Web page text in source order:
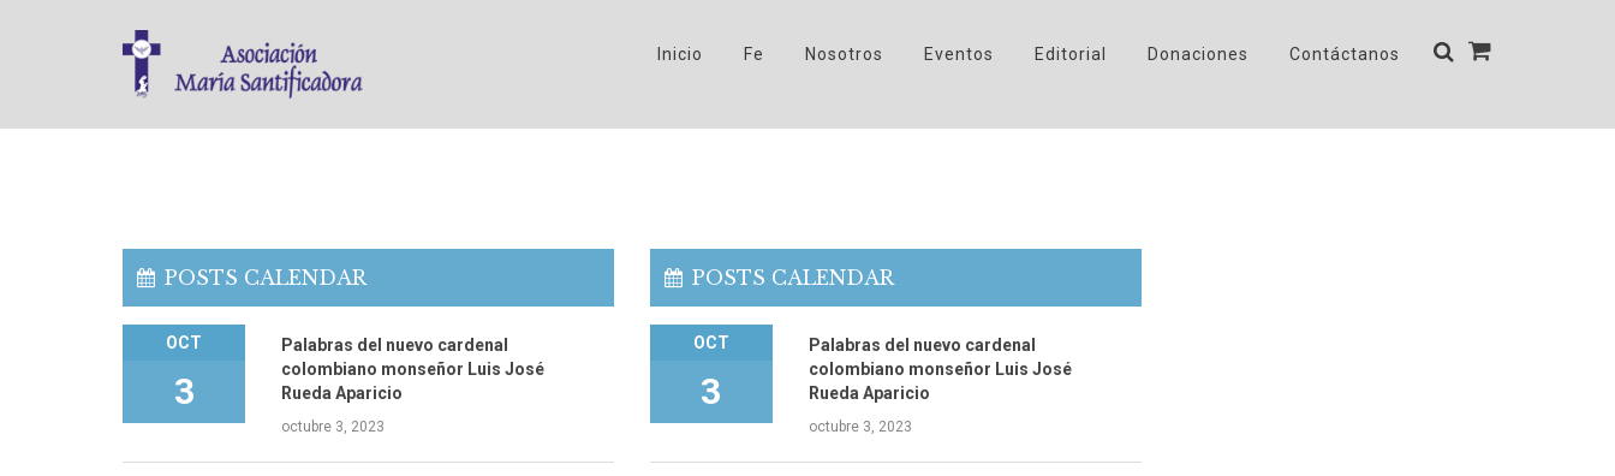
Inicio Fe Nosotros Eventos Editorial Donaciones Contáctanos
POSTS CALENDAR
OCT
3
Palabras del nuevo cardenal
colombiano monseñor Luis José
Rueda Aparicio
octubre 3, 2023
POSTS CALENDAR
OCT
3
Palabras del nuevo cardenal
colombiano monseñor Luis José
Rueda Aparicio
octubre 3, 2023